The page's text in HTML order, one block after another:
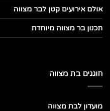
אולם אירועים קטן לבר מצווה
תכנון בר מצווה מיוחדת
חוגגים בת מצווה
מועדון לבת מצווה